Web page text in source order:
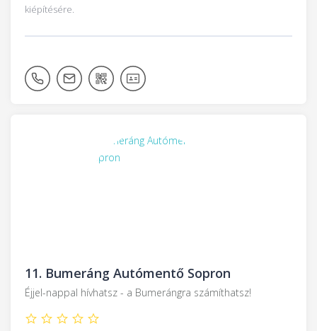
kiépítésére.
11. Bumeráng Autómentő Sopron
Éjjel-nappal hívhatsz - a Bumerángra számíthatsz!